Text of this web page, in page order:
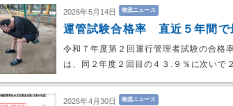
2026年5月14日 物流ニュース
運管試験合格率 直近５年間で
令和７年度第２回運行管理者試験の合格
は、同２年度２回目の４３.９％に次い
2026年4月30日 物流ニュース